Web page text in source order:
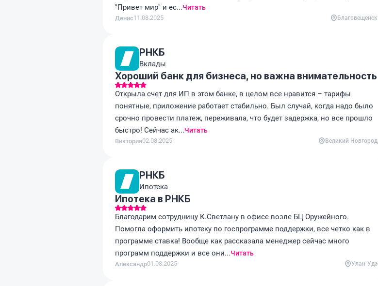
"Привет мир" и ес...Читать
Денис11.08.2025 Благовещенск
РНКБ
Вклады
Хороший банк для бизнеса, но важна внимательность
Открыла счет для ИП в этом банке, в целом все нравится – тарифы
понятные, приложение работает стабильно. Был случай, когда надо было
срочно провести платеж, переживала, что будет задержка, но все прошло
быстро! Сейчас ак...Читать
Виктория02.08.2025 Великий Новгород
РНКБ
Ипотека
Ипотека в РНКБ
Благодарим сотрудницу К.Светлану в офисе возле БЦ Оружейного.
Помогла оформить ипотеку по госпрограмме поддержки, все четко как в
программе ставка! Вообще как рассказала менеджер сейчас много
программ поддержки и все они...Читать
Александр01.08.2025 Улан-Удэ